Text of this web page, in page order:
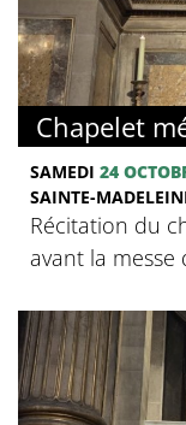
Chapelet
SAMEDI 24
SAINTE-
Récitation du
avant la messe